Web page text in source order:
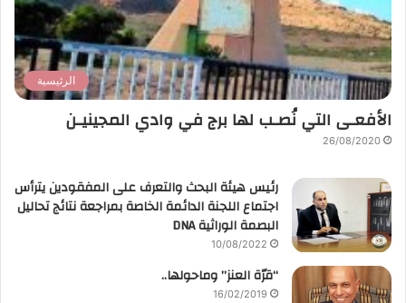
الرئيسية
الأفعـى التي نُصـب لها برج في وادي المجينيـن
26/08/2020
رئيس هيئة البحث والتعرف على المفقودين يترأس
اجتماع اللجنة الدائمة الخاصة بمراجعة نتائج تحاليل
البصمة الوراثية DNA
10/08/2022
“قرّة العنز” وماحولها..
16/02/2019